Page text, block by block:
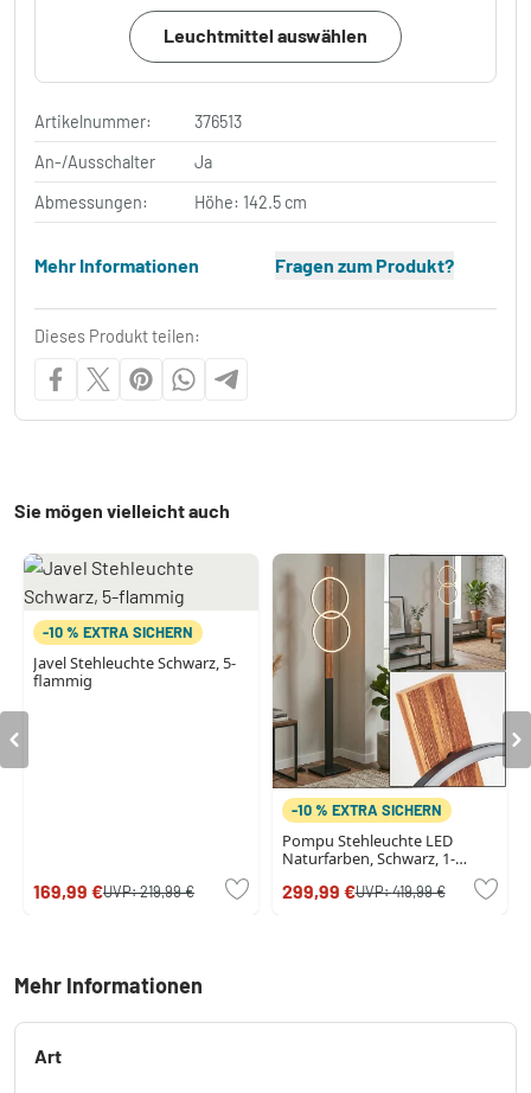
Leuchtmittel auswählen
Artikelnummer:
376513
An-/Ausschalter
Ja
Abmessungen:
Höhe: 142.5 cm
Mehr Informationen Fragen zum Produkt?
Dieses Produkt teilen:
Sie mögen vielleicht auch
-10 % EXTRA SICHERN
Javel Stehleuchte Schwarz, 5-
flammig
169,99 €UVP:219,99 €
-10 % EXTRA SICHERN
Pompu Stehleuchte LED
Naturfarben, Schwarz, 1-
299,99 €UVP:419,99 €
Mehr Informationen
Art